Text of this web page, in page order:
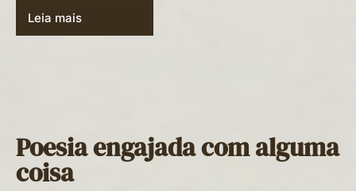
Leia mais
Poesia engajada com alguma
coisa